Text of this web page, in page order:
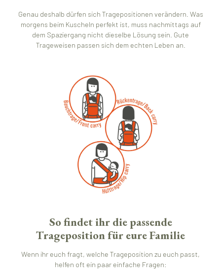
Genau deshalb dürfen sich Tragepositionen verändern. Was
morgens beim Kuscheln perfekt ist, muss nachmittags auf
dem Spaziergang nicht dieselbe Lösung sein. Gute
Trageweisen passen sich dem echten Leben an.
So findet ihr die passende
Trageposition für eure Familie
Wenn ihr euch fragt, welche Trageposition zu euch passt,
helfen oft ein paar einfache Fragen: